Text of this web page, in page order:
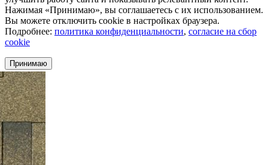
Нажимая «Принимаю», вы соглашаетесь с их использованием.
Вы можете отключить cookie в настройках браузера.
Подробнее: политика конфиденциальности, согласие на сбор
cookie
Принимаю